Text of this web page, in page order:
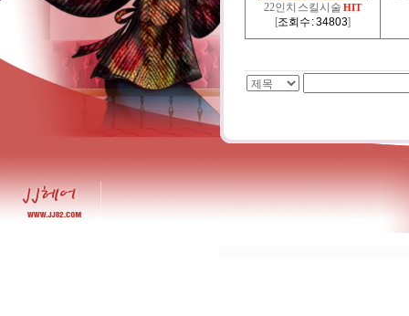
22인치 스킬시술 HIT
[조회수 : 34803]